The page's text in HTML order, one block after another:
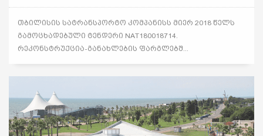
თბილისის სატრანსპორტო კომპანისს მიერ 2018 წელს
გამოცხადებული ტენდერი NAT180018714.
რეკონსტრუქცია-განახლების ფარგლებშ...